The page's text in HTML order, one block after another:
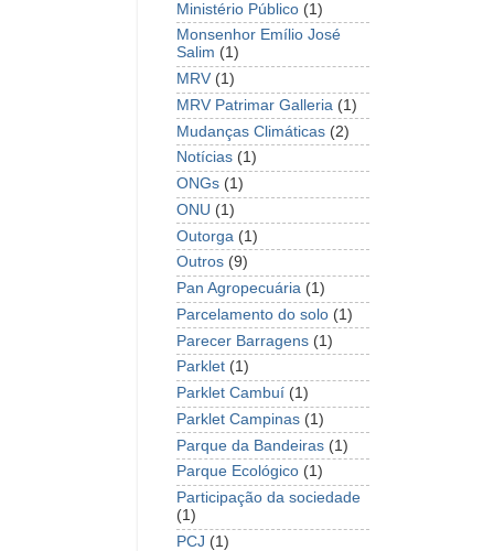
Ministério Público (1)
Monsenhor Emílio José
Salim (1)
MRV (1)
MRV Patrimar Galleria (1)
Mudanças Climáticas (2)
Notícias (1)
ONGs (1)
ONU (1)
Outorga (1)
Outros (9)
Pan Agropecuária (1)
Parcelamento do solo (1)
Parecer Barragens (1)
Parklet (1)
Parklet Cambuí (1)
Parklet Campinas (1)
Parque da Bandeiras (1)
Parque Ecológico (1)
Participação da sociedade
(1)
PCJ (1)